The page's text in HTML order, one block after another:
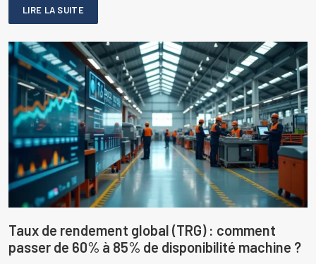
LIRE LA SUITE
Taux de rendement global (TRG) : comment
passer de 60% à 85% de disponibilité machine ?